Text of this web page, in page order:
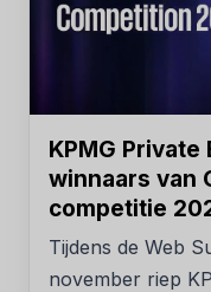
KPMG
winnaars van
competitie
Tijdens de Web
november riep